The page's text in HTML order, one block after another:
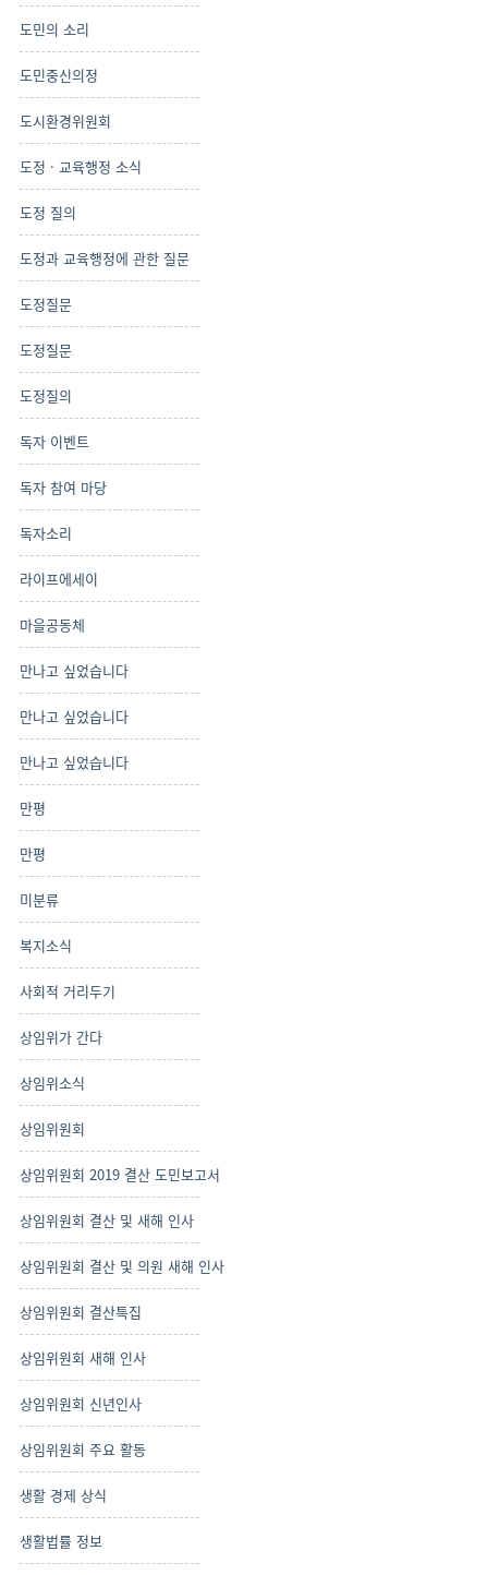
도민의 소리
도민중신의정
도시환경위원회
도정 · 교육행정 소식
도정 질의
도정과 교육행정에 관한 질문
도정질문
도정질문
도정질의
독자 이벤트
독자 참여 마당
독자소리
라이프에세이
마을공동체
만나고 싶었습니다
만나고 싶었습니다
만나고 싶었습니다
만평
만평
미분류
복지소식
사회적 거리두기
상임위가 간다
상임위소식
상임위원회
상임위원회 2019 결산 도민보고서
상임위원회 결산 및 새해 인사
상임위원회 결산 및 의원 새해 인사
상임위원회 결산특집
상임위원회 새해 인사
상임위원회 신년인사
상임위원회 주요 활동
생활 경제 상식
생활법률 정보